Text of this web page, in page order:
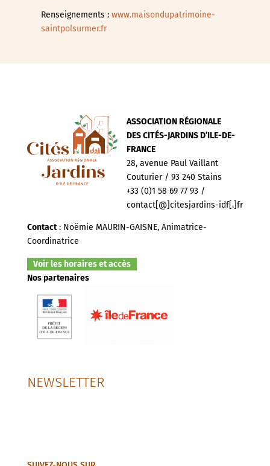
Renseignements : www.maisondupatrimoine-
saintpolsurmer.fr
ASSOCIATION RÉGIONALE
DES CITÉS-JARDINS D’ILE-DE-
FRANCE
28, avenue Paul Vaillant
Couturier / 93 240 Stains
+33 (0)1 58 69 77 93 /
contact[@]citesjardins-idf[.]fr
Contact: Noëmie MAURIN-GAISNE, Animatrice-
Coordinatrice
Voir les horaires et accès
Nos partenaires
NEWSLETTER